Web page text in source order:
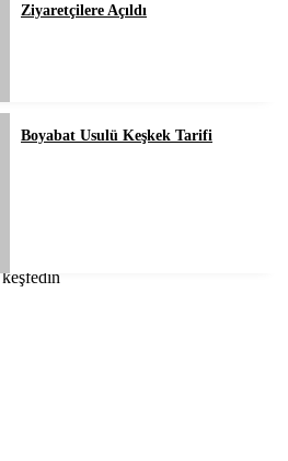
Ziyaretçilere Açıldı
Boyabat Usulü Keşkek Tarifi
keşfedin